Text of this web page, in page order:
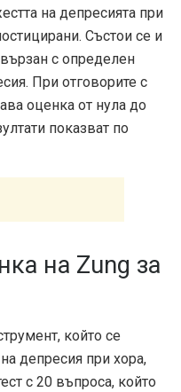
на депресията при
Състои се и
с определен
При отговорите с
оценка от нула до
показват по
на Zung за
който се
депресия при хора,
с 20 въпроса, който